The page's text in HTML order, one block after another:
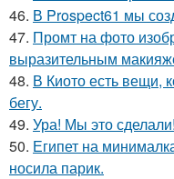
46. В Prospect61 мы
47. Промт на фото
выразительным
48. В Киото есть вещи,
бегу.
49. Ура! Мы это сделали!
50. Египет на
носила парик.